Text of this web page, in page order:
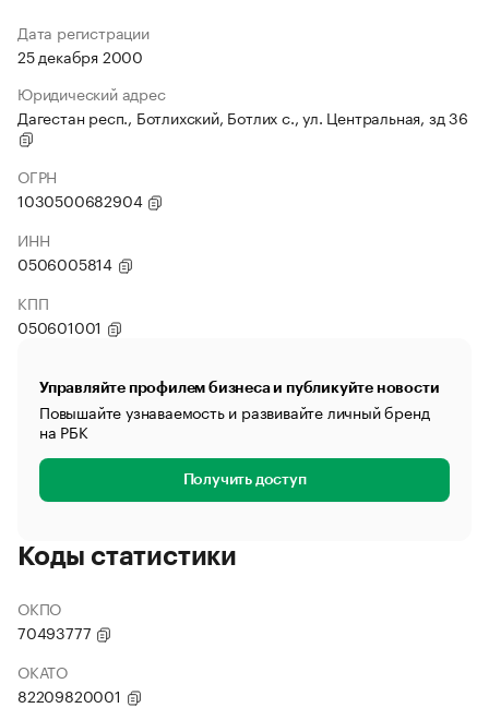
Дата регистрации
25 декабря 2000
Юридический адрес
Дагестан респ., Ботлихский, Ботлих с., ул. Центральная, зд 36
ОГРН
1030500682904
ИНН
0506005814
КПП
050601001
Управляйте профилем бизнеса и публикуйте новости
Повышайте узнаваемость и развивайте личный бренд
на РБК
Получить доступ
Коды статистики
ОКПО
70493777
ОКАТО
82209820001